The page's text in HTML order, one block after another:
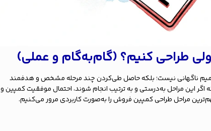
طراحی کنیم؟ (گام‌به‌گام و عملی)
ناگهانی نیست؛ بلکه حاصل طی‌کردن چند مرحله مشخص و هدفمند
این مراحل به‌درستی و به ترتیب انجام شوند، احتمال موفقیت کمپین و
مراحل طراحی کمپین فروش را به‌صورت کاربردی مرور می‌کنیم.